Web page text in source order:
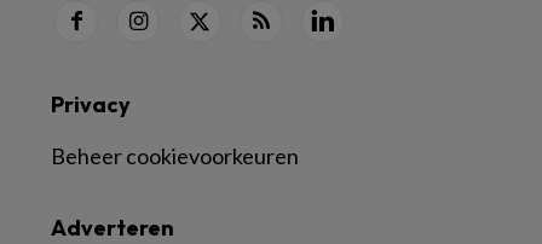
Adverteren
Privacy
Beheer cookievoorkeuren